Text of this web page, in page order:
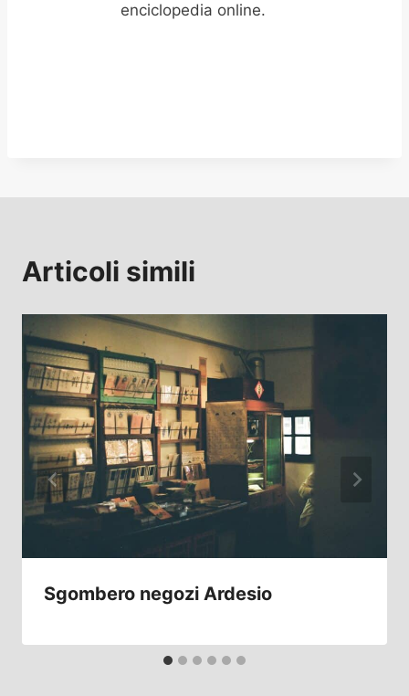
enciclopedia online.
Articoli simili
Sgombero negozi Ardesio